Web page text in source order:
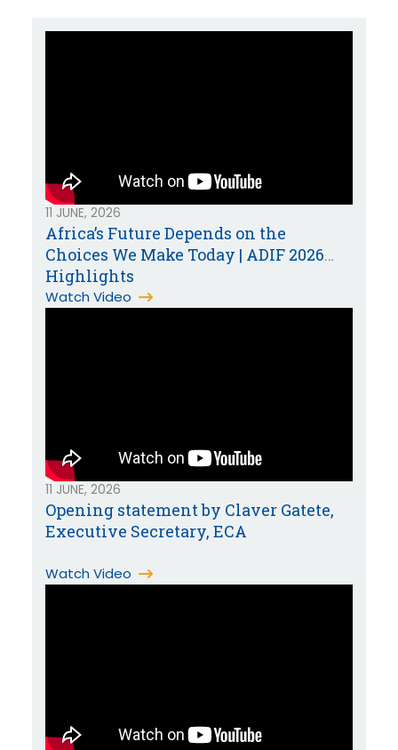
11 JUNE, 2026
Africa’s Future Depends on the
Choices We Make Today | ADIF 2026
Highlights
Watch Video
11 JUNE, 2026
Opening statement by Claver Gatete,
Executive Secretary, ECA
Watch Video